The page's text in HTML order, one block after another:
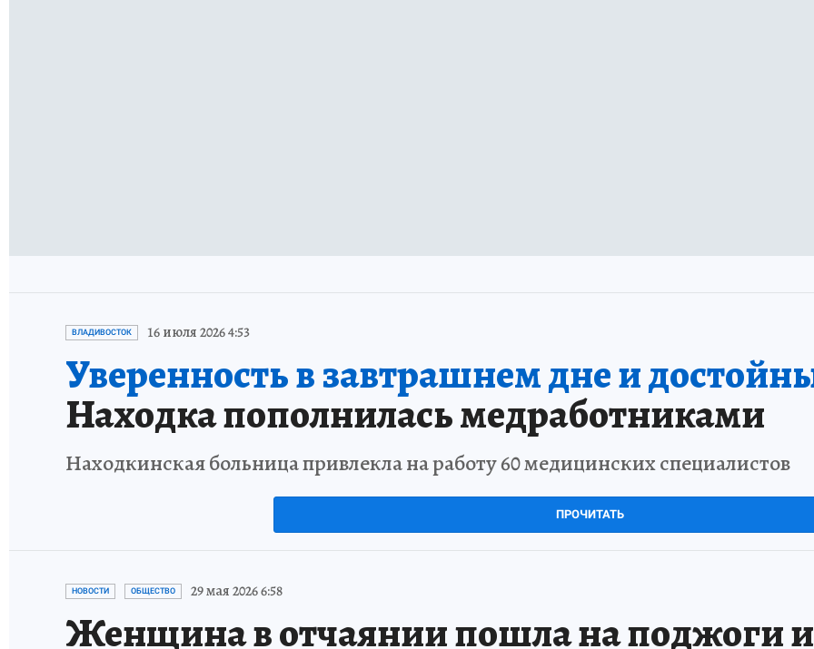
ВЛАДИВОСТОК 16 июля 2026 4:53
Уверенность в завтрашнем дне и
Находка пополнилась медработниками
Находкинская больница привлекла на работу 60 медицинских специалистов
ПРОЧИТАТЬ
НОВОСТИ ОБЩЕСТВО 29 мая 2026 6:58
Женщина в отчаянии пошла на поджоги и